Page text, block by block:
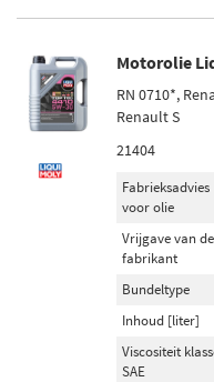
Motorolie
RN 0710*,
Renault S
21404
Fabrieksadvies
voor olie
Vrijgave van de
fabrikant
Bundeltype
Inhoud [liter]
Viscositeit
SAE